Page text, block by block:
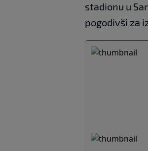
stadionu u
pogodivši za